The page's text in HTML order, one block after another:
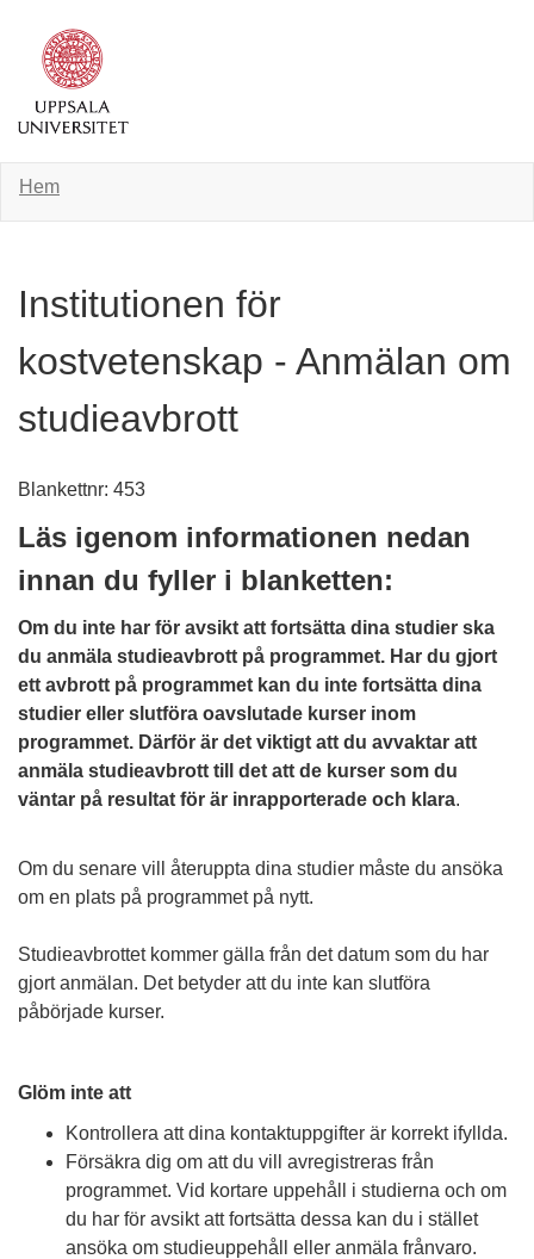
Hem
Institutionen för
kostvetenskap - Anmälan om
studieavbrott
Blankettnr: 453
Läs igenom informationen nedan
innan du fyller i blanketten:
Om du inte har för avsikt att fortsätta dina studier ska
du anmäla studieavbrott på programmet. Har du gjort
ett avbrott på programmet kan du inte fortsätta dina
studier eller slutföra oavslutade kurser inom
programmet. Därför är det viktigt att du avvaktar att
anmäla studieavbrott till det att de kurser som du
väntar på resultat för är inrapporterade och klara.
Om du senare vill återuppta dina studier måste du ansöka
om en plats på programmet på nytt.
Studieavbrottet kommer gälla från det datum som du har
gjort anmälan. Det betyder att du inte kan slutföra
påbörjade kurser.
Glöm inte att
Kontrollera att dina kontaktuppgifter är korrekt ifyllda.
Försäkra dig om att du vill avregistreras från
programmet. Vid kortare uppehåll i studierna och om
du har för avsikt att fortsätta dessa kan du i stället
ansöka om studieuppehåll eller anmäla frånvaro.